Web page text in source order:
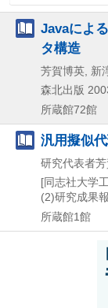
Javaによ
タ構造
芳賀博英, 新
森北出版
所蔵館72館
汎用擬似
研究代表者
[同志社大学
(2)研究成果
所蔵館1館